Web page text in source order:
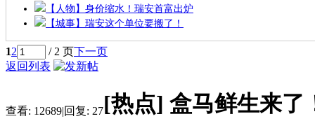
【人物】身价缩水！瑞安首富出炉
【城事】瑞安这个单位要搬了！
12 / 2 页下一页
返回列表
查看: 12689|回复: 27[热点] 盒马鲜生来了